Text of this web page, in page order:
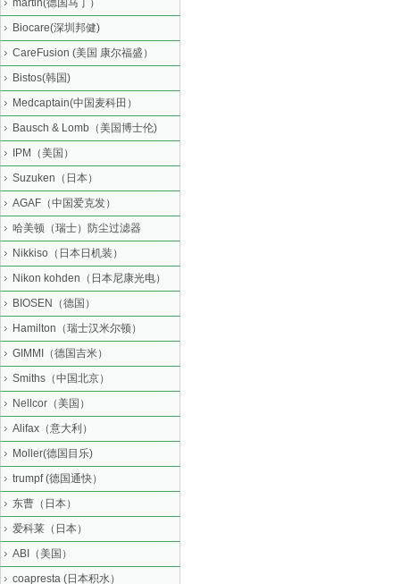
martin(德国马丁）
Biocare(深圳邦健)
CareFusion (美国 康尔福盛）
Bistos(韩国)
Medcaptain(中国麦科田）
Bausch & Lomb（美国博士伦)
IPM（美国）
Suzuken（日本）
AGAF（中国爱克发）
哈美顿（瑞士）防尘过滤器
Nikkiso（日本日机装）
Nikon kohden（日本尼康光电）
BIOSEN（德国）
Hamilton（瑞士汉米尔顿）
GIMMI（德国吉米）
Smiths（中国北京）
Nellcor（美国）
Alifax（意大利）
Moller(德国目乐)
trumpf (德国通快）
东曹（日本）
爱科莱（日本）
ABI（美国）
coapresta (日本积水）